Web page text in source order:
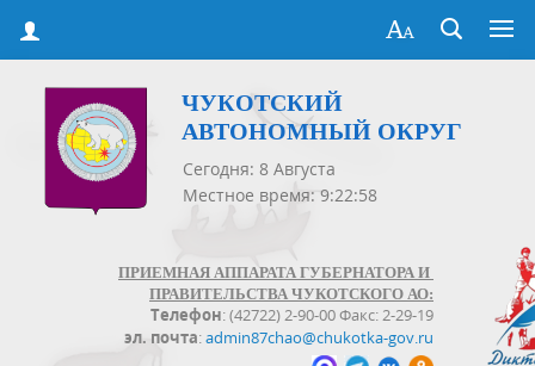
ЧУКОТСКИЙ
АВТОНОМНЫЙ ОКРУГ
Сегодня: 8 Августа
Местное время: 9:22:58
ПРИЕМНАЯ АППАРАТА ГУБЕРНАТОРА И
ПРАВИТЕЛЬСТВА ЧУКОТСКОГО АО:
Телефон: (42722) 2-90-00 Факс: 2-29-19
эл. почта:admin87chao@chukotka-gov.ru